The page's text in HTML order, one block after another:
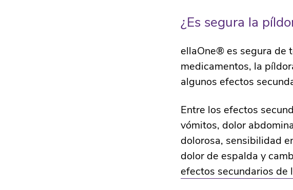
¿Es segura la
ellaOne® es segura de
medicamentos, la
algunos efectos
Entre los efectos
vómitos, dolor
dolorosa, sensibilidad
dolor de espalda y
efectos secundarios de